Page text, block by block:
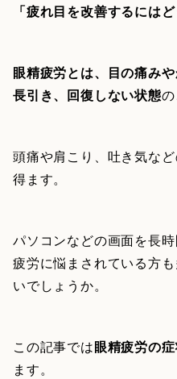
「疲れ目を改善するには
眼精疲労とは、目の痛み
長引き、回復しない状態の
頭痛や肩こり、吐き気な
得ます。
パソコンなどの画面を長
疲労に悩まされている方
いでしょうか。
この記事では眼精疲労の
ます。